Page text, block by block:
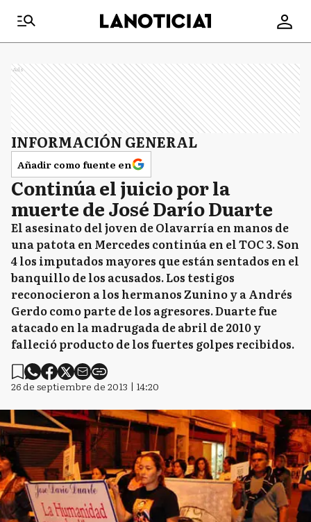
Ads
INFORMACIÓN GENERAL
Añadir como fuente en
Continúa el juicio por la
muerte de José Darío Duarte
El asesinato del joven de Olavarría en manos de
una patota en Mercedes continúa en el TOC 3. Son
4 los imputados mayores que están sentados en el
banquillo de los acusados. Los testigos
reconocieron a los hermanos Zunino y a Andrés
Gerdo como parte de los agresores. Duarte fue
atacado en la madrugada de abril de 2010 y
falleció producto de los fuertes golpes recibidos.
26 de septiembre de 2013 | 14:20